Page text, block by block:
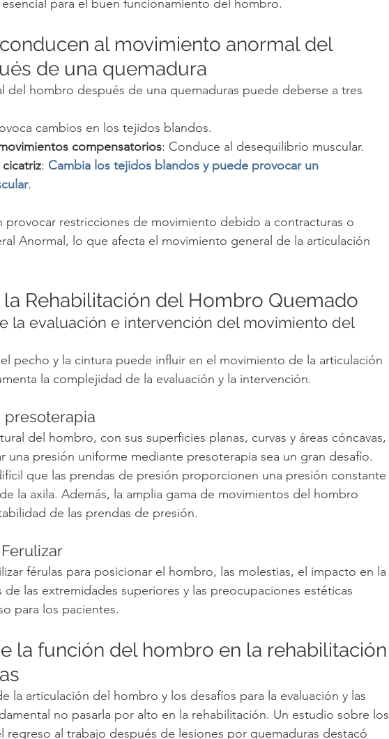
para el buen funcionamiento del hombro.
al movimiento anormal del
de una quemadura
del hombro después de una quemaduras puede deberse a tres
cambios en los tejidos blandos.
compensatorios: Conduce al desequilibrio muscular.
: Cambia los tejidos blandos y puede provocar un
.
provocar restricciones de movimiento debido a contracturas o
Anormal, lo que afecta el movimiento general de la articulación
la Rehabilitación del Hombro Quemado
la evaluación e intervención del movimiento del
pecho y la cintura puede influir en el movimiento de la articulación
la complejidad de la evaluación y la intervención.
presoterapia
del hombro, con sus superficies planas, curvas y áreas cóncavas,
una presión uniforme mediante presoterapia sea un gran desafío.
que las prendas de presión proporcionen una presión constante
la axila. Además, la amplia gama de movimientos del hombro
de las prendas de presión.
férulas para posicionar el hombro, las molestias, el impacto en la
de las extremidades superiores y las preocupaciones estéticas
para los pacientes.
la función del hombro en la rehabilitación
la articulación del hombro y los desafíos para la evaluación y las
no pasarla por alto en la rehabilitación. Un estudio sobre los
regreso al trabajo después de lesiones por quemaduras destacó